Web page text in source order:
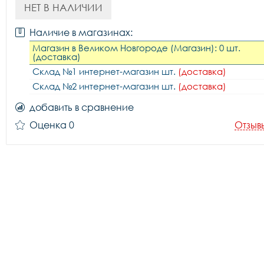
НЕТ В НАЛИЧИИ
Наличие в магазинах:
Магазин в Великом Новгороде (Магазин): 0 шт.
(доставка)
Склад №1 интернет-магазин шт. (доставка)
Склад №2 интернет-магазин шт. (доставка)
добавить в сравнение
Оценка 0